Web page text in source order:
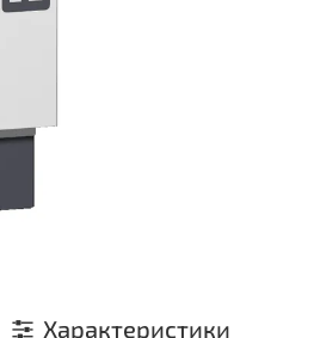
Характеристики